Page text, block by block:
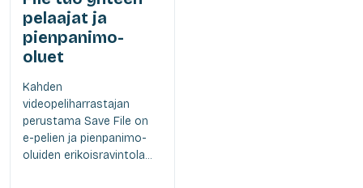
pelaajat ja
pienpanimo-
oluet
Kahden
videopeliharrastajan
perustama Save File on
e-pelien ja pienpanimo-
oluiden erikoisravintola...